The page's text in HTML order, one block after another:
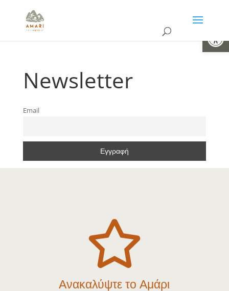
Newsletter
Email

Ανακαλύψτε το Αμάρι